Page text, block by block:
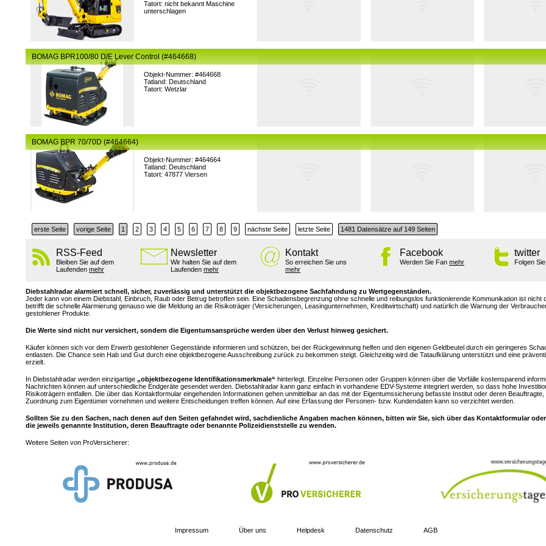
Tatort: nicht bekannt Maschine
unterschlagen
Objekt-Nummer: #464668
Tatland: Deutschland
Tatort: Wetzlar
BOMAG BPR100/80 D/E Lever Control (#464668)
Objekt-Nummer: #464664
Tatland: Deutschland
Tatort: 47877 Viersen
BOMAG BPR 70/70D (#464664)
erste Seite vorige Seite 1 2 3 4 5 6 7 8 9 nächste Seite letzte Seite 1481 Datensätze auf 149 Seiten
RSS-Feed
Bleiben Sie auf dem
Laufenden mehr
Newsletter
Wir halten Sie auf dem
Laufenden mehr
Kontakt
So erreichen Sie uns
mehr
Facebook
Werden Sie Fan mehr
twitter
Folgen
Diebstahlradar alarmiert schnell, sicher, zuverlässig und unterstützt die objektbezogene Sachfahndung zu Wertgegenständen.
Jeder kann von einem Diebstahl, Einbruch, Raub oder Betrug betroffen sein. Eine Schadensbegrenzung ohne schnelle und reibungslos funktionierende Kommunikation ist nicht
betrifft die schnelle Alarmierung genauso wie die Meldung an die Risikoträger (Versicherungen, Leasingunternehmen, Kreditwirtschaft) und natürlich die Warnung der
gestohlener Produkte.
Die Werte sind nicht nur versichert, sondern die Eigentumsansprüche werden über den Verlust hinweg gesichert.
Käufer können sich vor dem Erwerb gestohlener Gegenstände informieren und schützen, bei der Rückgewinnung helfen und den eigenen Geldbeutel durch ein geringeres
entlasten. Die Chance sein Hab und Gut durch eine objektbezogene Ausschreibung zurück zu bekommen steigt. Gleichzeitig wird die Tataufklärung unterstützt und eine
erzielt.
In Diebstahlradar werden einzigartige „objektbezogene Identifikationsmerkmale“ hinterlegt. Einzelne Personen oder Gruppen können über die Vorfälle kostensparend
Nachrichten können auf unterschiedliche Endgeräte gesendet werden. Diebstahlradar kann ganz einfach in vorhandene EDV-Systeme integriert werden, so dass hohe
Risikoträgern entfallen. Die über das Kontaktformular eingehenden Informationen gehen unmittelbar an das mit der Eigentumssicherung befasste Institut oder deren Beauftragte,
Zuordnung zum Eigentümer vornehmen und weitere Entscheidungen treffen können. Auf eine Erfassung der Personen- bzw. Kundendaten kann so verzichtet werden.
Sollten Sie zu den Sachen, nach denen auf den Seiten gefahndet wird, sachdienliche Angaben machen können, bitten wir Sie, sich über das Kontaktformular
die jeweils genannte Institution, deren Beauftragte oder benannte Polizeidienststelle zu wenden.
Weitere Seiten von ProVersicherer:
Impressum Über uns Helpdesk Datenschutz AGB